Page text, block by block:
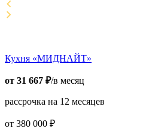
Кухня «МИДНАЙТ»
от 31 667 ₽/в месяц
рассрочка на 12 месяцев
от 380 000 ₽